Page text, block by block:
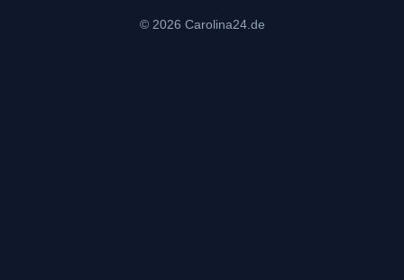
© 2026 Carolina24.de